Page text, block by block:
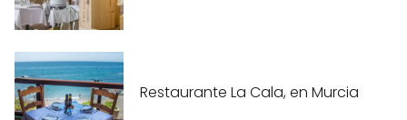
Restaurante La Cala, en Murcia